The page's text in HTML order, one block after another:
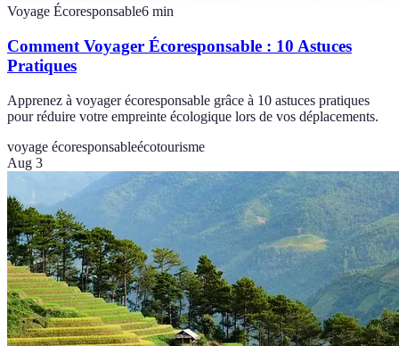
Voyage Écoresponsable6 min
Comment Voyager Écoresponsable : 10 Astuces
Pratiques
Apprenez à voyager écoresponsable grâce à 10 astuces pratiques
pour réduire votre empreinte écologique lors de vos déplacements.
voyage écoresponsableécotourisme
Aug 3